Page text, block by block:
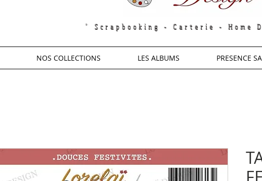
" Scrapbooking - Carterie - Home
NOS COLLECTIONS LES ALBUMS PRESENCE